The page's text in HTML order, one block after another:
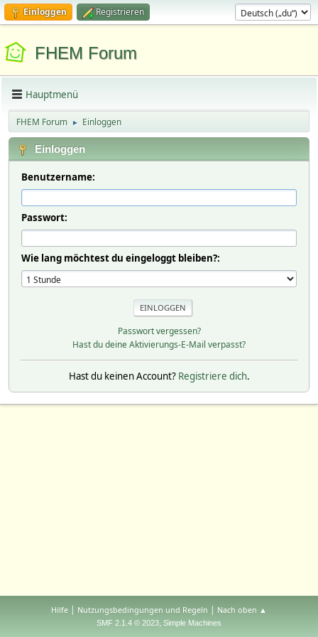
Einloggen Registrieren
FHEM Forum
Hauptmenü
FHEM Forum ► Einloggen
Einloggen
Benutzername:
Passwort:
Wie lang möchtest du eingeloggt bleiben?:
Passwort vergessen?
Hast du deine Aktivierungs-E-Mail verpasst?
Hast du keinen Account? Registriere dich.
Hilfe | Nutzungsbedingungen und Regeln | Nach oben ▲
SMF 2.1.4 © 2023, Simple Machines